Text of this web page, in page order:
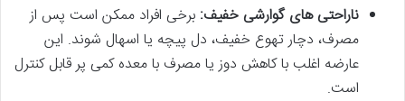
ناراحتی های گوارشی خفیف: برخی افراد ممکن است پس از
مصرف، دچار تهوع خفیف، دل پیچه یا اسهال شوند. این
عارضه اغلب با کاهش دوز یا مصرف با معده کمی پر قابل کنترل
است.